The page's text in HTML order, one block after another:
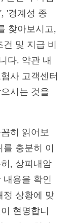
'경계성 종
찾아보시고,
및 지급 비
다. 약관 내
사 고객센터
시는 것을
히 읽어보
를 충분히 이
, 상피내암
용을 확인
정 상황에 맞
현명합니